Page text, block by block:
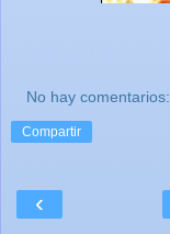
No hay comentarios:
Compartir
‹